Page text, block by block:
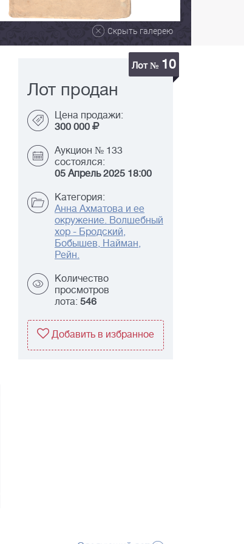
Скрыть галерею
Лот № 10
Лот продан
Цена продажи:
300 000
Аукцион № 133
состоялся:
05 Апрель 2025 18:00
Категория:
Анна Ахматова и ее
окружение. Волшебный
хор - Бродский,
Бобышев, Найман,
Рейн.
Количество
просмотров
лота: 546
Добавить в избранное